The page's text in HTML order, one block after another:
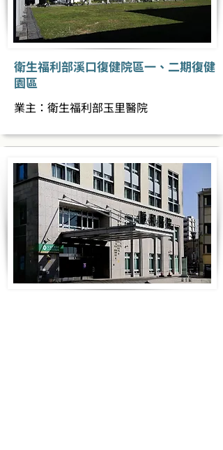
衛生福利部溪口復健院區一、二期復健
園區
業主：衛生福利部玉里醫院